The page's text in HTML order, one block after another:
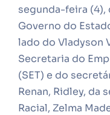
segunda-feira
Governo do
lado do Vladyson
Secretaria do
(SET) e do
Renan, Ridley, da
Racial, Zelma